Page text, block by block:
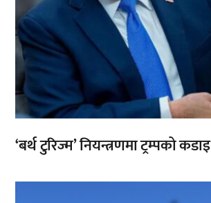
‘बर्थ टुरिज्म’ नियन्त्रणमा ट्रम्पको कडाइ